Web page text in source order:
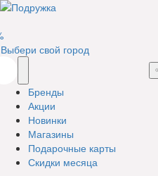
Выбери свой город
Бренды
Акции
Новинки
Магазины
Подарочные карты
Скидки месяца